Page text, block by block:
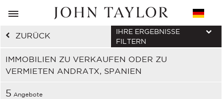
ZURÜCK
IMMOBILIEN ZU VERKAUFEN ODER ZU
VERMIETEN ANDRATX, SPANIEN
IHRE ERGEBNISSE
FILTERN
5 Angebote